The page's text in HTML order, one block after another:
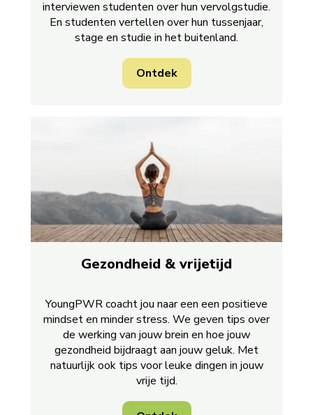
interviewen studenten over hun vervolgstudie.
En studenten vertellen over hun tussenjaar,
stage en studie in het buitenland.
Ontdek
Gezondheid & vrijetijd
YoungPWR coacht jou naar een een positieve
mindset en minder stress. We geven tips over
de werking van jouw brein en hoe jouw
gezondheid bijdraagt aan jouw geluk. Met
natuurlijk ook tips voor leuke dingen in jouw
vrije tijd.